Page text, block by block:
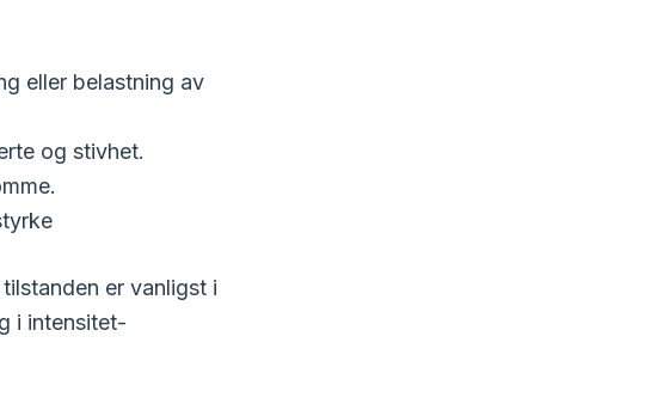
eller belastning av
og stivhet.
er vanligst i
i intensitet-